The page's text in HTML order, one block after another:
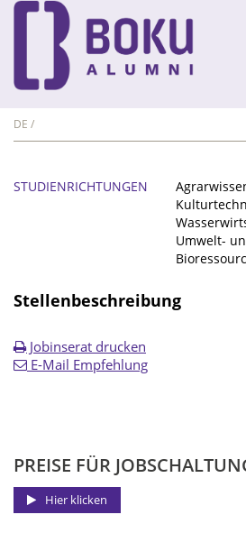
DE
STUDIENRICHTUNGEN
Umwelt-
Stellenbeschreibung
Jobinserat drucken
E-Mail Empfehlung
PREISE FÜR
Hier klicken